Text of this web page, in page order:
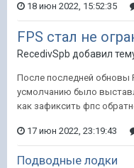
18 июн 2022, 15:52:35
FPS стал не
RecedivSpb добавил
После последней обновы
усмолчанию было
как зафиксить фпс
17 июн 2022, 23:19:43
Подводные лодки